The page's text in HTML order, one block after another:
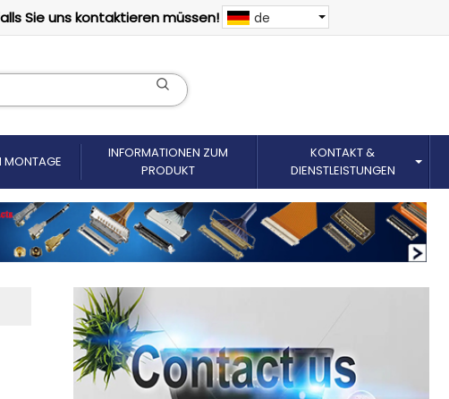
Sie uns kontaktieren müssen! de
MONTAGE
INFORMATIONEN ZUM
PRODUKT
KONTAKT &
DIENSTLEISTUNGEN